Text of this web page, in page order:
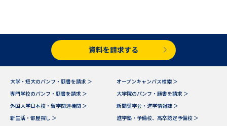
大学研究 大学検索
大学で学べる内容や特徴を調べる
新増設大学・学部・学科特集
国際・グローバルに強い大学特
集
資料を請求する
大学・短大のパンフ・願書を請求 ＞
オープンキャンパス検索 ＞
専門学校のパンフ・願書を請求 ＞
大学院のパンフ・願書を請求 ＞
外国大学日本校・留学関連機関 ＞
新聞奨学会・進学情報誌 ＞
新生活・部屋探し ＞
進学塾・予備校、高卒認定予備校 ＞